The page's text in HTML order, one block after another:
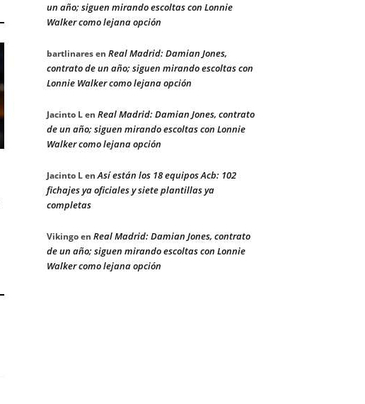
un año; siguen mirando escoltas con Lonnie
Walker como lejana opción
bartlinaresen Real Madrid: Damian Jones,
contrato de un año; siguen mirando escoltas con
Lonnie Walker como lejana opción
Jacinto Len Real Madrid: Damian Jones, contrato
de un año; siguen mirando escoltas con Lonnie
Walker como lejana opción
Jacinto LenAsí están los 18 equipos Acb: 102
fichajes ya oficiales y siete plantillas ya
completas
Vikingoen Real Madrid: Damian Jones, contrato
de un año; siguen mirando escoltas con Lonnie
Walker como lejana opción